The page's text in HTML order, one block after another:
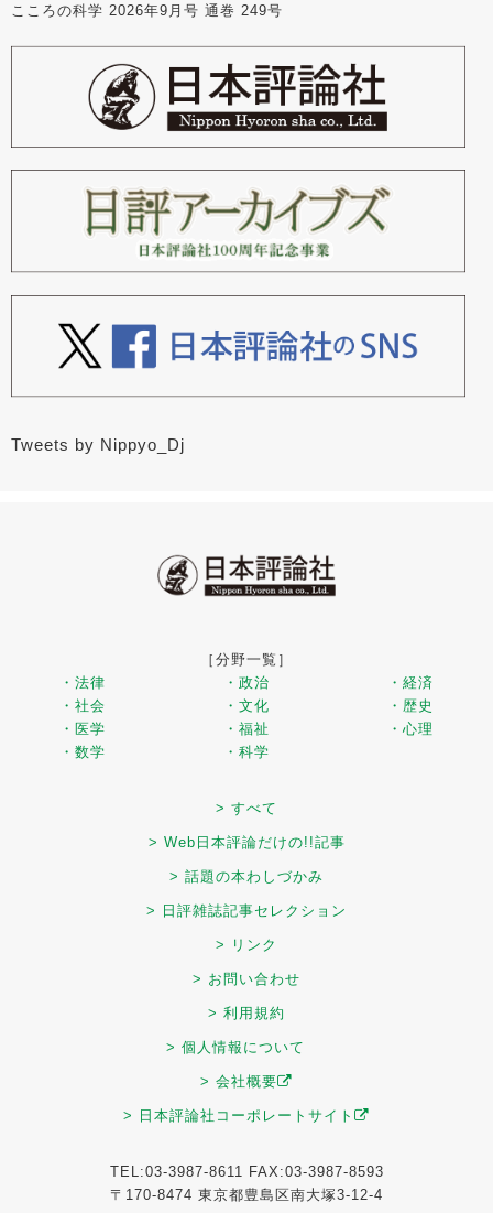
こころの科学 2026年9月号 通巻 249号
Tweets by Nippyo_Dj
［分野一覧］
・法律
・政治
・経済
・社会
・文化
・歴史
・医学
・福祉
・心理
・数学
・科学
> すべて
> Web日本評論だけの!!記事
> 話題の本わしづかみ
> 日評雑誌記事セレクション
> リンク
> お問い合わせ
> 利用規約
> 個人情報について
> 会社概要
> 日本評論社コーポレートサイト
TEL:03-3987-8611 FAX:03-3987-8593
〒170-8474 東京都豊島区南大塚3-12-4